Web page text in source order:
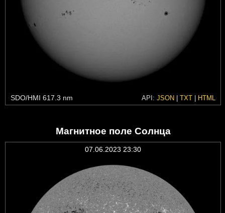
SDO/HMI 617.3 nm API: JSON | TXT | HTML
Магнитное поле Солнца
07.06.2023 23:30